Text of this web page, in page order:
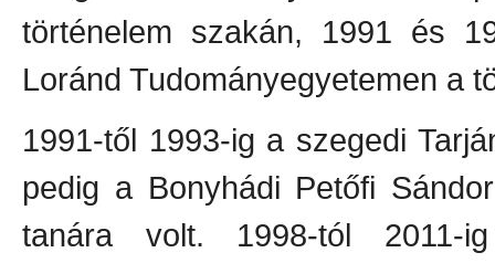
történelem szakán, 1991 és
Loránd Tudományegyetemen a
1991-től 1993-ig a szegedi
pedig a Bonyhádi Petőfi
tanára volt. 1998-tól 2011-